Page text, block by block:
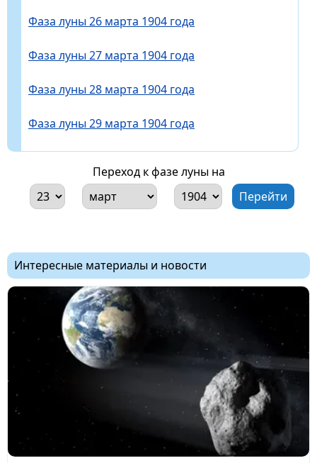
Фаза луны 26 марта 1904 года
Фаза луны 27 марта 1904 года
Фаза луны 28 марта 1904 года
Фаза луны 29 марта 1904 года
Переход к фазе луны на
Интересные материалы и новости